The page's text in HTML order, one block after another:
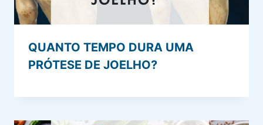
QUANTO TEMPO DURA UMA
PRÓTESE DE JOELHO?